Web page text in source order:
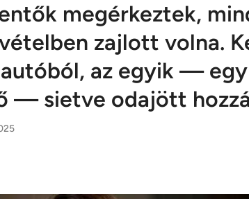
megérkeztek,
zajlott volna.
az egyik —
— sietve odajött